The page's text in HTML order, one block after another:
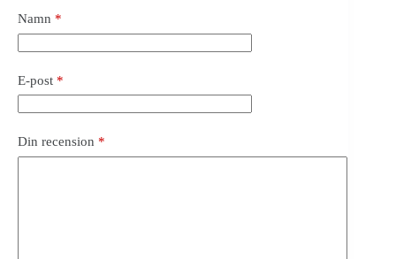
Namn *
E-post *
Din recension *